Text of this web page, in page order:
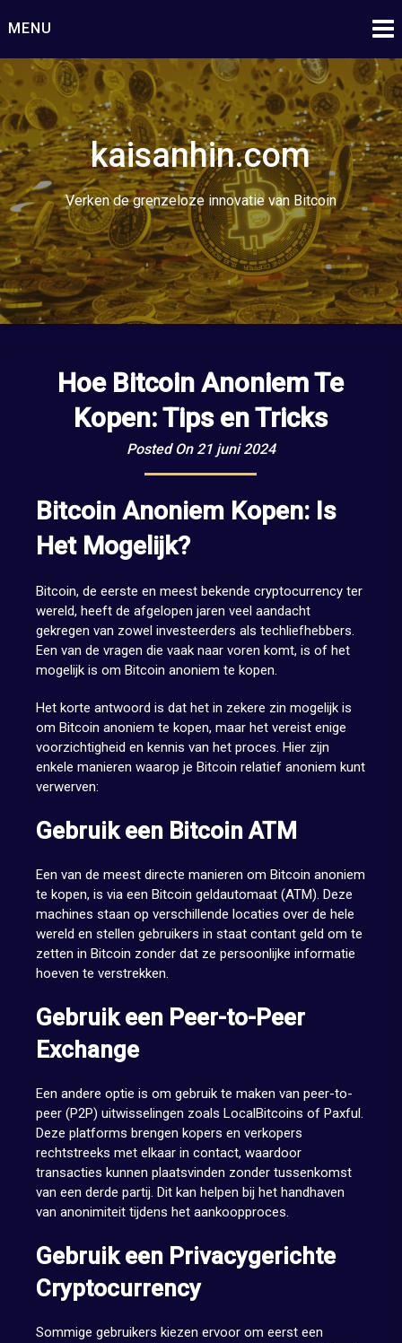
naar
inhoud
MENU
kaisanhin.com
Verken de grenzeloze innovatie van Bitcoin
Hoe Bitcoin Anoniem Te
Kopen: Tips en Tricks
Posted On 21 juni 2024
Bitcoin Anoniem Kopen: Is
Het Mogelijk?
Bitcoin, de eerste en meest bekende cryptocurrency ter
wereld, heeft de afgelopen jaren veel aandacht
gekregen van zowel investeerders als techliefhebbers.
Een van de vragen die vaak naar voren komt, is of het
mogelijk is om Bitcoin anoniem te kopen.
Het korte antwoord is dat het in zekere zin mogelijk is
om Bitcoin anoniem te kopen, maar het vereist enige
voorzichtigheid en kennis van het proces. Hier zijn
enkele manieren waarop je Bitcoin relatief anoniem kunt
verwerven:
Gebruik een Bitcoin ATM
Een van de meest directe manieren om Bitcoin anoniem
te kopen, is via een Bitcoin geldautomaat (ATM). Deze
machines staan op verschillende locaties over de hele
wereld en stellen gebruikers in staat contant geld om te
zetten in Bitcoin zonder dat ze persoonlijke informatie
hoeven te verstrekken.
Gebruik een Peer-to-Peer
Exchange
Een andere optie is om gebruik te maken van peer-to-
peer (P2P) uitwisselingen zoals LocalBitcoins of Paxful.
Deze platforms brengen kopers en verkopers
rechtstreeks met elkaar in contact, waardoor
transacties kunnen plaatsvinden zonder tussenkomst
van een derde partij. Dit kan helpen bij het handhaven
van anonimiteit tijdens het aankoopproces.
Gebruik een Privacygerichte
Cryptocurrency
Sommige gebruikers kiezen ervoor om eerst een